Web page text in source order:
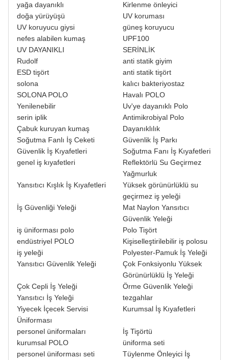
yağa dayanıklı
Kirlenme önleyici
doğa yürüyüşü
UV koruması
UV koruyucu giysi
güneş koruyucu
nefes alabilen kumaş
UPF100
UV DAYANIKLI
SERİNLİK
Rudolf
anti statik giyim
ESD tişört
anti statik tişört
solona
kalıcı bakteriyostaz
SOLONA POLO
Havalı POLO
Yenilenebilir
Uv'ye dayanıklı Polo
serin iplik
Antimikrobiyal Polo
Çabuk kuruyan kumaş
Dayanıklılık
Soğutma Fanlı İş Ceketi
Güvenlik İş Parkı
Güvenlik İş Kıyafetleri
Soğutma Fanı İş Kıyafetleri
genel iş kıyafetleri
Reflektörlü Su Geçirmez
Yağmurluk
Yansıtıcı Kışlık İş Kıyafetleri
Yüksek görünürlüklü su
geçirmez iş yeleği
İş Güvenliği Yeleği
Mat Naylon Yansıtıcı
Güvenlik Yeleği
iş üniforması polo
Polo Tişört
endüstriyel POLO
Kişiselleştirilebilir iş polosu
iş yeleği
Polyester-Pamuk İş Yeleği
Yansıtıcı Güvenlik Yeleği
Çok Fonksiyonlu Yüksek
Görünürlüklü İş Yeleği
Çok Cepli İş Yeleği
Örme Güvenlik Yeleği
Yansıtıcı İş Yeleği
tezgahlar
Yiyecek İçecek Servisi
Üniforması
Kurumsal İş Kıyafetleri
personel üniformaları
İş Tişörtü
kurumsal POLO
üniforma seti
personel üniforması seti
Tüylenme Önleyici İş